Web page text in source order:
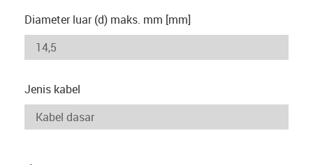
Diameter luar (d) maks. mm [mm]
Jenis kabel